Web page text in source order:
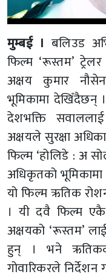
मुम्बई । बलिउड
फिल्म ‘रूस्तम’
अक्षय कुमार
भूमिकामा देखिँदैछन्
देशभक्ति
अक्षयले सुरक्षा
फिल्म ‘होलिडे : अ
अधिकृतको भूमिकामा
यो फिल्म ऋतिक
। यी दवै फिल्म
अक्षयको ‘रूस्तम’
हुन् । भने
गोवारिकरले